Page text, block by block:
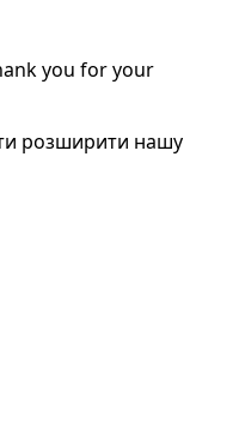
you for your
розширити нашу